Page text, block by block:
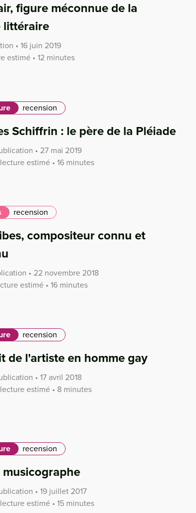
figure méconnue de la
littéraire
• 16 juin 2019
estimé • 12 minutes
recension
Schiffrin : le père de la Pléiade
• 27 mai 2019
estimé • 16 minutes
recension
compositeur connu et
• 22 novembre 2018
estimé • 16 minutes
recension
de l'artiste en homme gay
• 17 avril 2018
estimé • 8 minutes
recension
musicographe
• 19 juillet 2017
estimé • 15 minutes